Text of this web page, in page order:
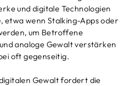
und digitale Technologien
etwa wenn Stalking-Apps oder
um Betroffene
analoge Gewalt verstärken
oft gegenseitig.
Gewalt fordert die